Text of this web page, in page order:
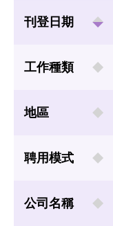
刊登日期
工作種類
地區
聘用模式
公司名稱